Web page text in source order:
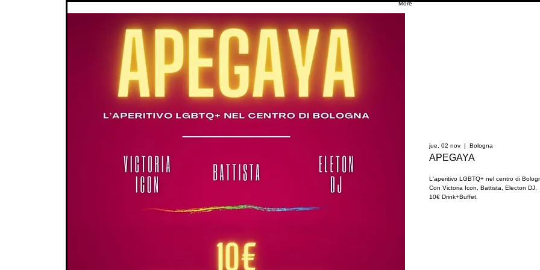
More
jue, 02 nov
  |
Bologna
APEGAYA
L'aperitivo LGBTQ+ nel centro di
Con Victoria Icon, Battista, Electon DJ.
10€ Drink+Buffet.